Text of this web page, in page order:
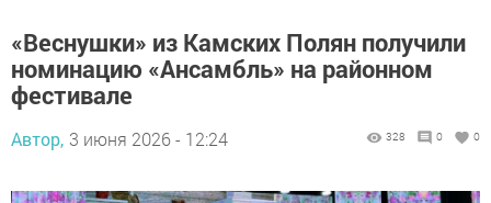
«Веснушки» из Камских Полян получили
номинацию «Ансамбль» на районном
фестивале
Автор, 3 июня 2026 - 12:24 328 0 0